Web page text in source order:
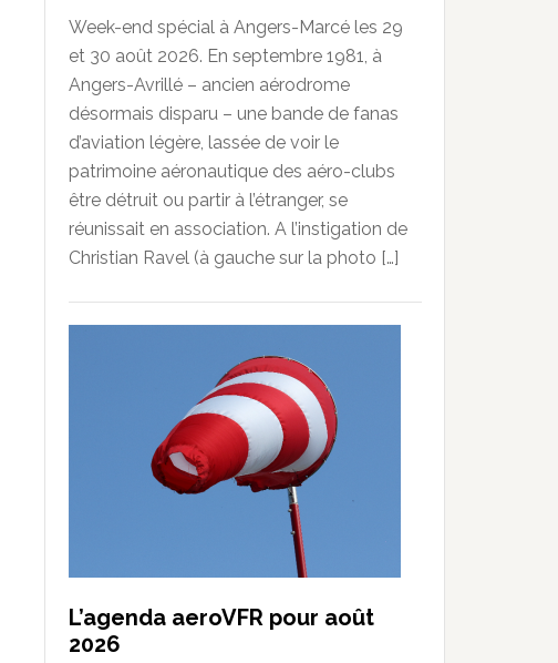
Week-end spécial à Angers-Marcé les 29
et 30 août 2026. En septembre 1981, à
Angers-Avrillé – ancien aérodrome
désormais disparu – une bande de fanas
d’aviation légère, lassée de voir le
patrimoine aéronautique des aéro-clubs
être détruit ou partir à l’étranger, se
réunissait en association. A l’instigation de
Christian Ravel (à gauche sur la photo […]
L’agenda aeroVFR pour août
2026